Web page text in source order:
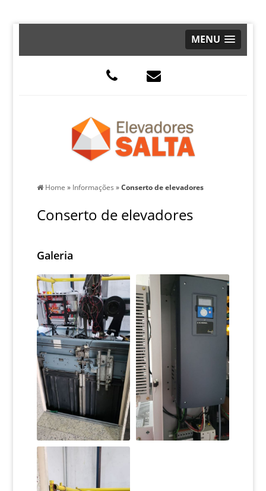
MENU
Home » Informações »Conserto de elevadores
Conserto de elevadores
Galeria